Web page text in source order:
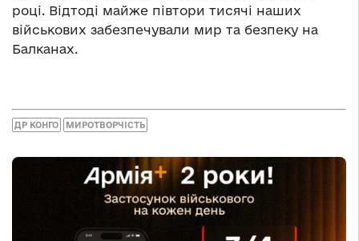
році. Відтоді майже півтори тисячі наших
військових забезпечували мир та безпеку на
Балканах.
ДР КОНГО МИРОТВОРЧІСТЬ